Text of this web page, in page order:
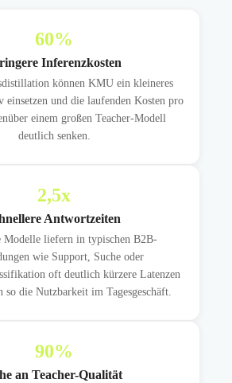
60%
Inferenzkosten
können KMU ein kleineres
und die laufenden Kosten pro
einem großen Teacher-Modell
deutlich senken.
2,5x
Antwortzeiten
Modelle liefern in typischen B2B-
wie Support, Suche oder
oft deutlich kürzere Latenzen
so die Nutzbarkeit im Tagesgeschäft.
90%
an Teacher-Qualität